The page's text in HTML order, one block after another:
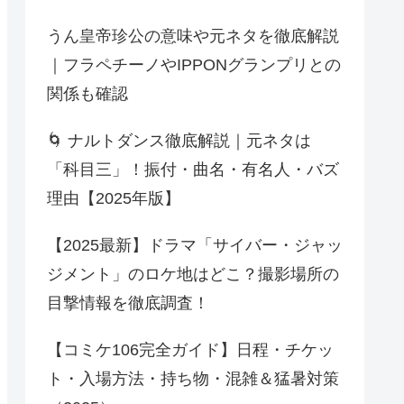
うん皇帝珍公の意味や元ネタを徹底解説
｜フラペチーノやIPPONグランプリとの
関係も確認
🌀 ナルトダンス徹底解説｜元ネタは
「科目三」！振付・曲名・有名人・バズ
理由【2025年版】
【2025最新】ドラマ「サイバー・ジャッ
ジメント」のロケ地はどこ？撮影場所の
目撃情報を徹底調査！
【コミケ106完全ガイド】日程・チケッ
ト・入場方法・持ち物・混雑＆猛暑対策